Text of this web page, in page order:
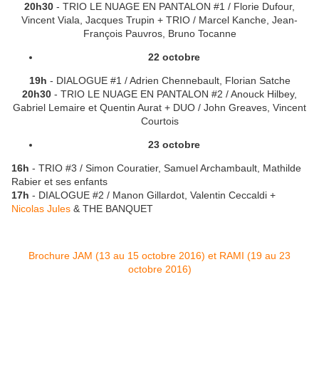
20h30 - TRIO LE NUAGE EN PANTALON #1 / Florie Dufour,
Vincent Viala, Jacques Trupin + TRIO / Marcel Kanche, Jean-
François Pauvros, Bruno Tocanne
22 octobre
19h - DIALOGUE #1 / Adrien Chennebault, Florian Satche
20h30 - TRIO LE NUAGE EN PANTALON #2 / Anouck Hilbey,
Gabriel Lemaire et Quentin Aurat + DUO / John Greaves, Vincent
Courtois
23 octobre
16h - TRIO #3 / Simon Couratier, Samuel Archambault, Mathilde
Rabier et ses enfants
17h - DIALOGUE #2 / Manon Gillardot, Valentin Ceccaldi +
Nicolas Jules & THE BANQUET
Brochure JAM (13 au 15 octobre 2016) et RAMI (19 au 23
octobre 2016)